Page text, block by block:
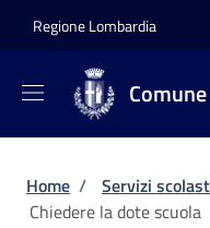
Regione Lombardia
Briciole di
Home / Servizi
Chiedere la dote scuola